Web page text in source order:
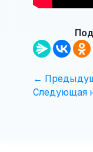
←
Следующая